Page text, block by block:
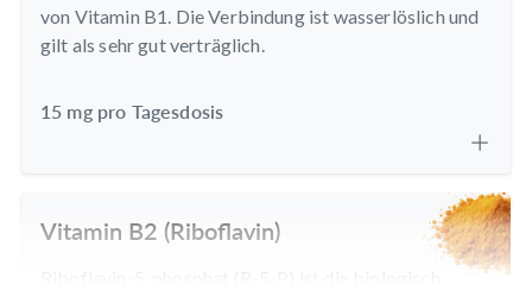
von Vitamin B1. Die Verbindung ist wasserlöslich und
gilt als sehr gut verträglich.
15 mg pro Tagesdosis
Vitamin B2 (Riboflavin)